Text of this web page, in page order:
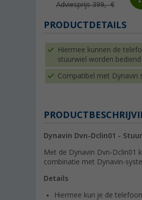
Adviesprijs 399,- €
PRODUCTDETAILS
Hiermee kunnen de
stuurwiel worden bediend
Compatibel met Dynavin
Dynavin Dvn-Dclin01 -
Met de Dynavin Dvn-Dclin01
combinatie met Dynavin-
Details
Hiermee kun je de